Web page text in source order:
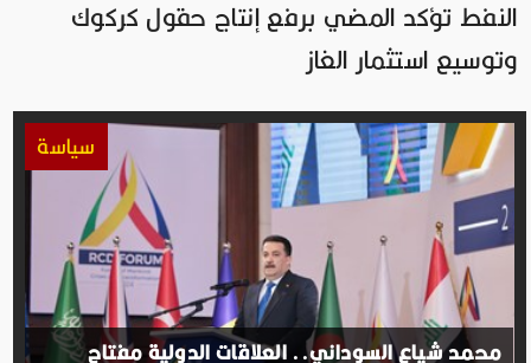
النفط تؤكد المضي برفع إنتاج حقول كركوك
وتوسيع استثمار الغاز
سياسة
محمد شياع السوداني.. العلاقات الدولية مفتاح